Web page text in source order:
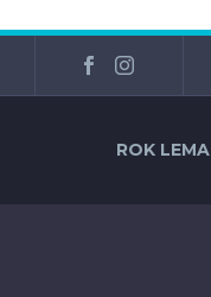
ROK LEMA